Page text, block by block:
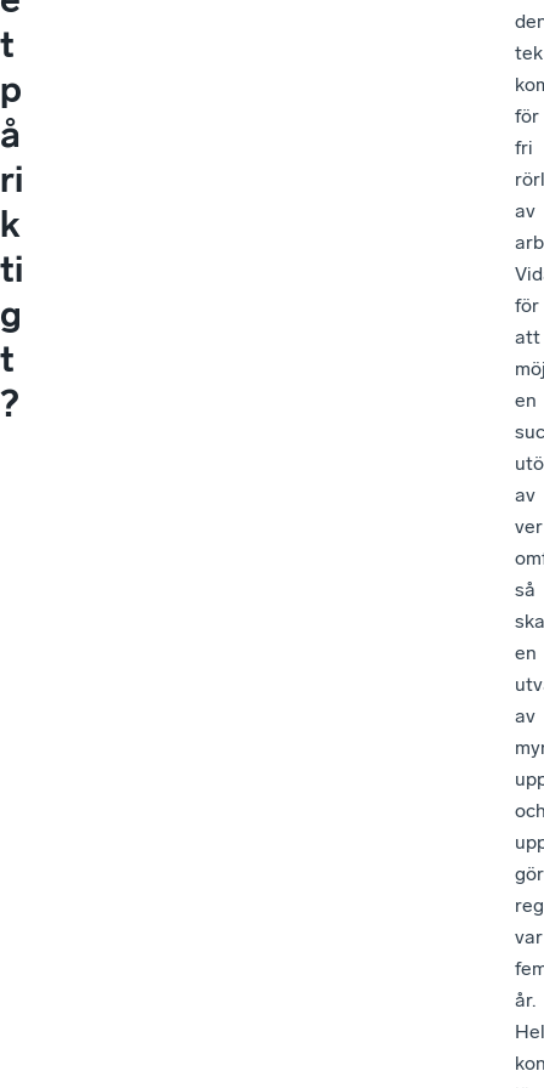
t
p
å
ri
k
ti
g
t
?
för
fri
av
för
att
en
av
så
ska
en
av
var
år.